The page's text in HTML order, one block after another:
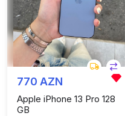
770 AZN
Apple iPhone 13 Pro 128
GB